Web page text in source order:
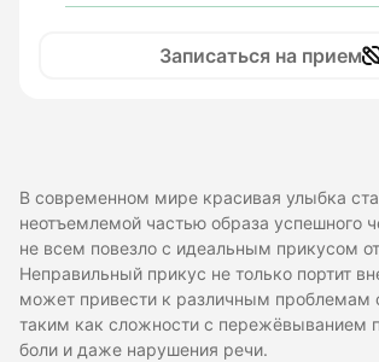
Записаться на прием
В современном мире красивая улыбка
неотъемлемой частью образа успешного
не всем повезло с идеальным прикусом
Неправильный прикус не только портит
может привести к различным проблемам
таким как сложности с пережёвыванием
боли и даже нарушения речи.